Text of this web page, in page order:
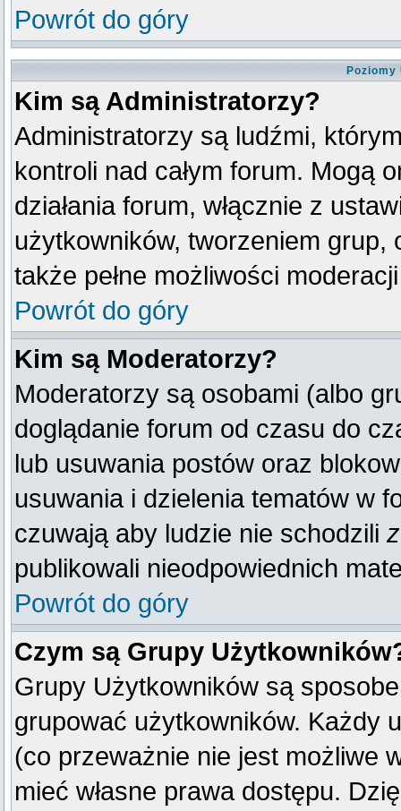
Powrót do góry
Kim są Administratorzy?
Administratorzy są ludźmi,
kontroli nad całym forum. Mogą
działania forum, włącznie z
użytkowników, tworzeniem grup,
także pełne możliwości
Powrót do góry
Kim są Moderatorzy?
Moderatorzy są osobami (albo
doglądanie forum od czasu do
lub usuwania postów oraz
usuwania i dzielenia tematów w
czuwają aby ludzie nie schodzili
publikowali nieodpowiednich
Powrót do góry
Czym są Grupy
Grupy Użytkowników są
grupować użytkowników. Każdy
(co przeważnie nie jest możliwe
mieć własne prawa dostępu.